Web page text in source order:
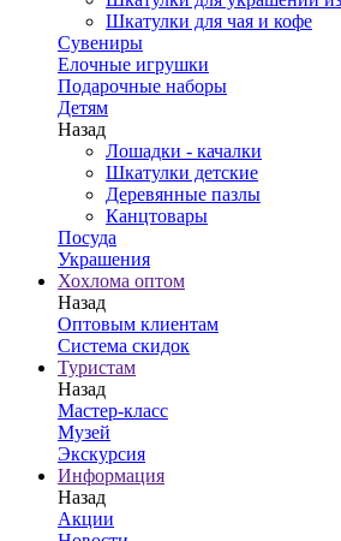
Шкатулки для чая и кофе
Сувениры
Елочные игрушки
Подарочные наборы
Детям
Назад
Лошадки - качалки
Шкатулки детские
Деревянные пазлы
Канцтовары
Посуда
Украшения
Хохлома оптом
Назад
Оптовым клиентам
Система скидок
Туристам
Назад
Мастер-класс
Музей
Экскурсия
Информация
Назад
Акции